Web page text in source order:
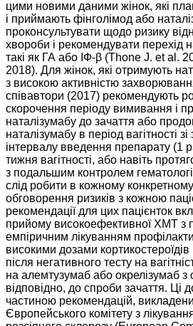
цими новими даними жінок, які
і приймають фінголімод або
проконсультувати щодо ризику
хвороби і рекомендувати перехід
такі як ГА або ІФ-β (Thone J. et al.
2018). Для жінок, які отримують
з високою активністю
співавтори (2017) рекомендують
скорочення періоду вимивання і
наталізумабу до зачаття або
наталізумабу в період вагітності
інтервалу введення препарату (1
тижня вагітності, або навіть
з подальшим контролем
слід робити в кожному конкретному
обговорення ризиків з кожною
рекомендації для цих пацієнток
прийому високоефективної ХМТ з
емпіричним лікуванням
високими дозами кортикостероїдів
після негативного тесту на
на алемтузумаб або окрелізумаб з
відповідно, до спроби зачаття. Ці
частиною рекомендацій,
Європейського комітету з